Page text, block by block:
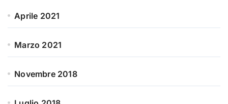
Aprile 2021
Marzo 2021
Novembre 2018